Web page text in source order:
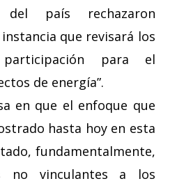
del país rechazaron
que revisará los
participación para el
de energía”.
en que el enfoque que
hasta hoy en esta
fundamentalmente,
no vinculantes a los